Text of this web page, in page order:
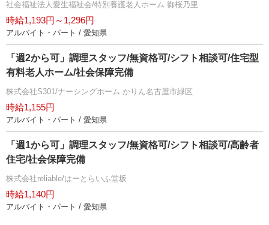
社会福祉法人愛生福祉会/特別養護老人ホーム 御桜乃里
時給1,193円～1,296円
アルバイト・パート / 愛知県
「週2から可」調理スタッフ/無資格可/シフト相談可/住宅型
有料老人ホーム/社会保障完備
株式会社S301/ナーシングホーム かりん名古屋市緑区
時給1,155円
アルバイト・パート / 愛知県
「週1から可」調理スタッフ/無資格可/シフト相談可/高齢者
住宅/社会保障完備
株式会社reliable/はーとらいふ堂坂
時給1,140円
アルバイト・パート / 愛知県